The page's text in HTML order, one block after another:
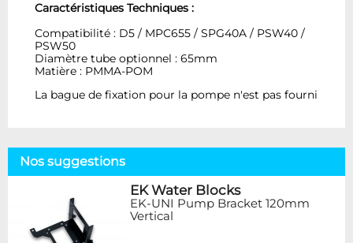
Caractéristiques Techniques :
Compatibilité : D5 / MPC655 / SPG40A / PSW40 /
PSW50
Diamètre tube optionnel : 65mm
Matière : PMMA-POM
La bague de fixation pour la pompe n'est pas fourni
Nos suggestions
EK Water Blocks
EK-UNI Pump Bracket 120mm
Vertical